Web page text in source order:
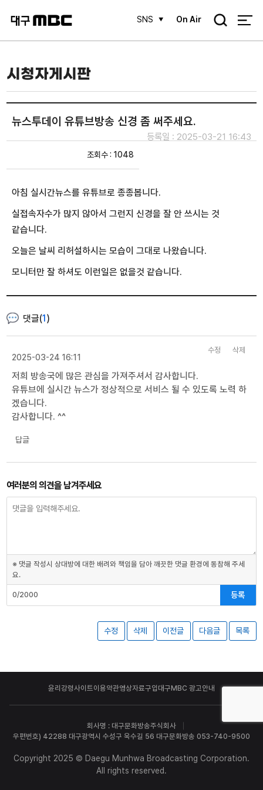
SNS On Air
검
시청자게시판
뉴스투데이 유튜브방송 신경 좀 써주세요.
등록일 : 2025-03-21 16:43
조회수 : 1048
아침 실시간뉴스를 유튜브로 종종봅니다.
실접속자수가 많지 않아서 그런지 신경을 잘 안 쓰시는 것
같습니다.
오늘은 날씨 리허설하시는 모습이 그대로 나왔습니다.
모니터만 잘 하셔도 이런일은 없을것 같습니다.
댓글(1)
2025-03-24 16:11
저희 방송국에 많은 관심을 가져주셔서 감사합니다.
유튜브에 실시간 뉴스가 정상적으로 서비스 될 수 있도록 노력 하
겠습니다.
감사합니다. ^^
수정 삭제
답글
여러분의 의견을 남겨주세요
※ 댓글 작성시 상대방에 대한 배려와 책임을 담아 깨끗한 댓글 환경에 동참해 주세
요.
0/2000 등록
수정 삭제 이전글 다음글 목록
윤리강령사이트이용약관영상자료구입 대구MBC 광고안내
회사명 : 대구문화방송주식회사
우편번호) 42288 대구광역시 수성구 욱수길 56 대구문화방송 053-740-9500
Copyright 2025 © Daegu Munhwa Broadcasting Corporation.
All rights reserved.